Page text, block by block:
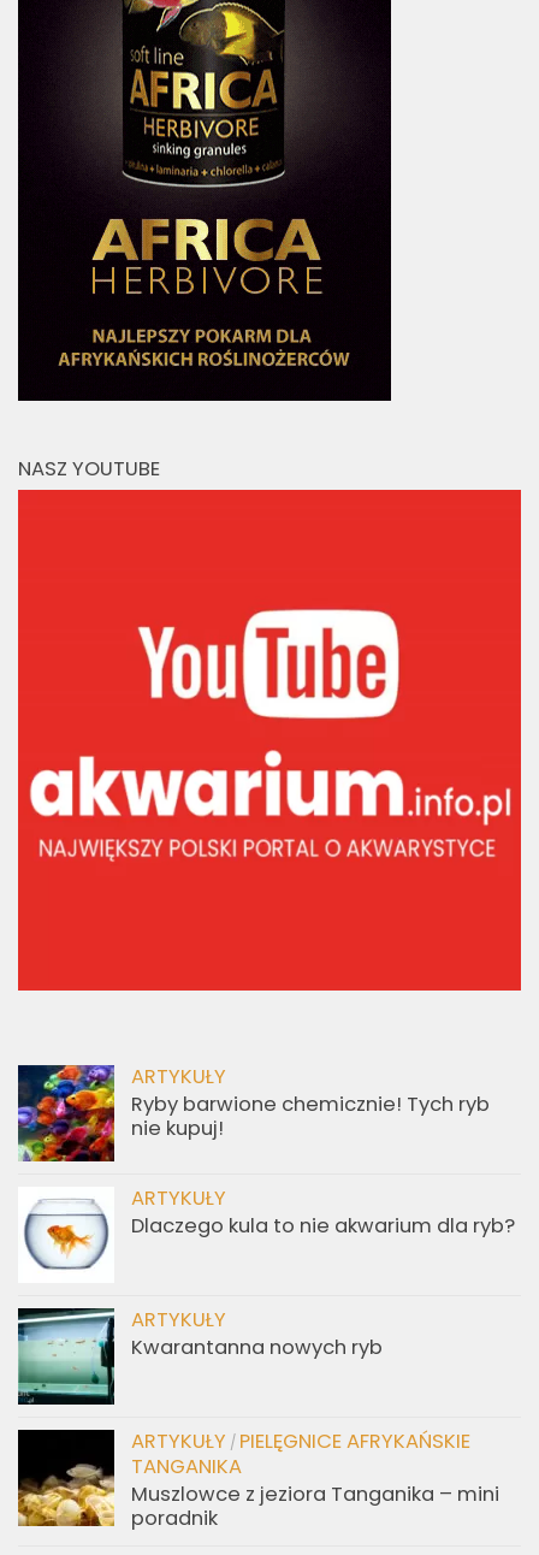
NASZ YOUTUBE
ARTYKUŁY
Ryby barwione chemicznie! Tych ryb
nie kupuj!
ARTYKUŁY
Dlaczego kula to nie akwarium dla ryb?
ARTYKUŁY
Kwarantanna nowych ryb
ARTYKUŁY / PIELĘGNICE AFRYKAŃSKIE
TANGANIKA
Muszlowce z jeziora Tanganika – mini
poradnik